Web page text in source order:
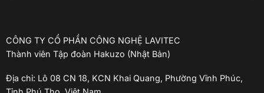
CÔNG TY CỔ PHẦN CÔNG NGHỆ LAVITEC
Thành viên Tập đoàn Hakuzo (Nhật Bản)
Địa chỉ: Lô 08 CN 18, KCN Khai Quang, Phường Vĩnh Phúc,